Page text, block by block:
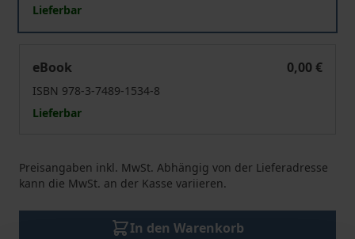
Lieferbar
eBook
0,00 €
ISBN 978-3-7489-1534-8
Lieferbar
Preisangaben inkl. MwSt. Abhängig von der Lieferadresse
kann die MwSt. an der Kasse variieren.
In den Warenkorb